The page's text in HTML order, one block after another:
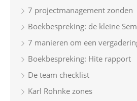
7 projectmanagement zonden
Boekbespreking: de kleine
7 manieren om een
Boekbespreking: Hite rapport
De team checklist
Karl Rohnke zones